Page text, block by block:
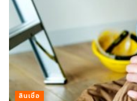
สินเชื่อ